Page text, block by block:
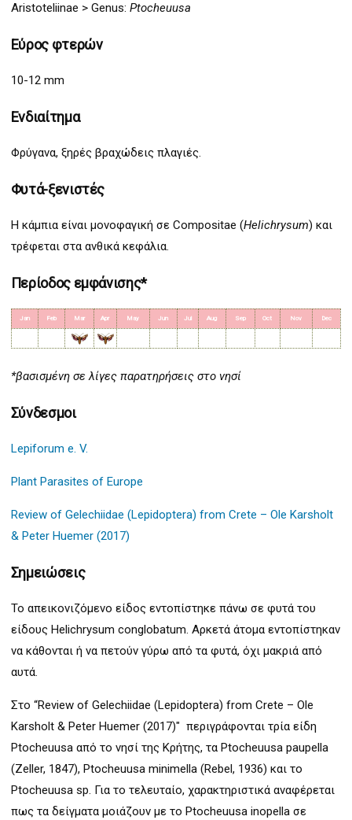
Aristoteliinae > Genus: Ptocheuusa
Εύρος φτερών
10-12 mm
Ενδιαίτημα
Φρύγανα, ξηρές βραχώδεις πλαγιές.
Φυτά-ξενιστές
Η κάμπια είναι μονοφαγική σε Compositae (Helichrysum) και
τρέφεται στα ανθικά κεφάλια.
Περίοδος εμφάνισης*
Jan Feb Mar Apr May Jun Jul Aug Sep Oct Nov Dec
*βασισμένη σε λίγες παρατηρήσεις στο νησί
Σύνδεσμοι
Lepiforum e. V.
Plant Parasites of Europe
Review of Gelechiidae (Lepidoptera) from Crete – Ole Karsholt
& Peter Huemer (2017)
Σημειώσεις
Το απεικονιζόμενο είδος εντοπίστηκε πάνω σε φυτά του
είδους Helichrysum conglobatum. Αρκετά άτομα εντοπίστηκαν
να κάθονται ή να πετούν γύρω από τα φυτά, όχι μακριά από
αυτά.
Στο “Review of Gelechiidae (Lepidoptera) from Crete – Ole
Karsholt & Peter Huemer (2017)" περιγράφονται τρία είδη
Ptocheuusa από το νησί της Κρήτης, τα Ptocheuusa paupella
(Zeller, 1847), Ptocheuusa minimella (Rebel, 1936) και το
Ptocheuusa sp. Για το τελευταίο, χαρακτηριστικά αναφέρεται
πως τα δείγματα μοιάζουν με το Ptocheuusa inopella σε